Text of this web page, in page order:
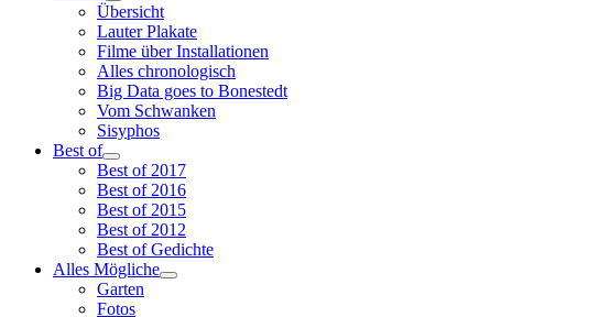
Übersicht
Lauter Plakate
Filme über Installationen
Alles chronologisch
Big Data goes to Bonestedt
Vom Schwanken
Sisyphos
Best of
Best of 2017
Best of 2016
Best of 2015
Best of 2012
Best of Gedichte
Alles Mögliche
Garten
Fotos